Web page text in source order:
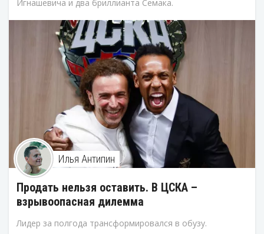
Игнашевича и два бриллианта Семака.
Илья Антипин
Продать нельзя оставить. В ЦСКА –
взрывоопасная дилемма
Лидер за полгода трансформировался в обузу.